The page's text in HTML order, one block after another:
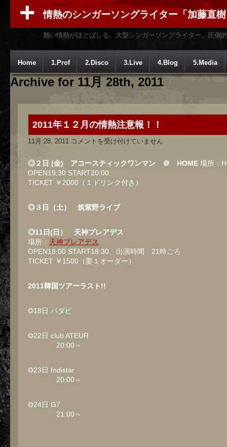
情熱のシンガーソングライター「加藤直
熱い情熱がほとばしる、大型シンガーソングライター。圧倒
Home 1.Prof 2.Disco 3.Live 4.Blog 5.Media
Archive for 11月 28th, 2011
2011年１２月の情熱注意報！！
11月 28, 2011 2011
２
月
の
情
報！！
コメントを受け付けていません
◎２日 (金) アコースティックワンマン ＠ HOME 場所：
OPEN19:30 START20:00
TICKET ￥2000（１ドリンク付き）
◎３日（土） 筑紫野ライブ
◎11日(日） 天神プレアデス
場所： 天神プレアデス
OPEN18:00 START18:30、出演時間 21時ごろ
TICKET ￥1500（要１オーダー）
2011韓国ツアーラスト!!
◎18日 バダビ
◎22日 club ATEUR
20:00～
◎23日 Indistar
20:00～
◎24日 G7
21:00～